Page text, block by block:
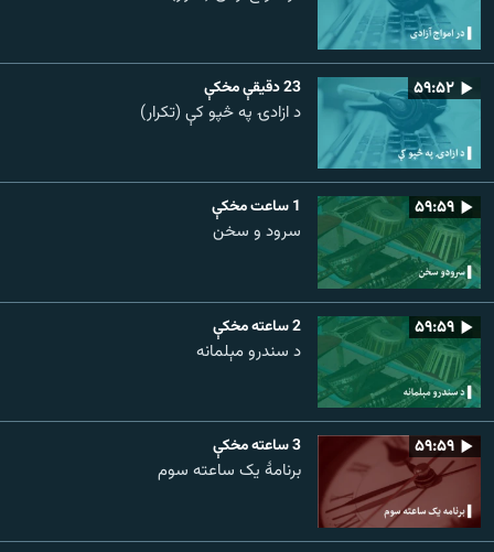
۵۹:۵۲ 23 دقيقې مخکې
د ازادۍ په څپو کې (تکرار)
۵۹:۵۹ 1 ساعت مخکې
سرود و سخن
۵۹:۵۹ 2 ساعته مخکې
د سندرو مېلمانه
۵۹:۵۹ 3 ساعته مخکې
برنامۀ یک ساعته سوم